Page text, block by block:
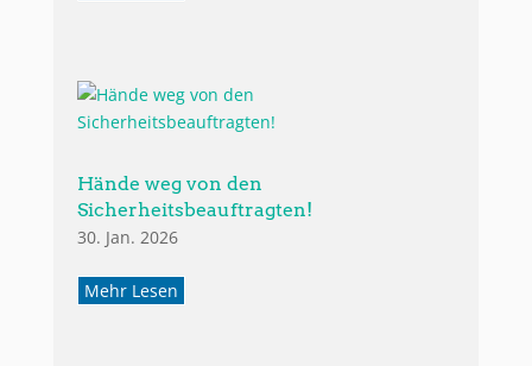
Hände weg von den
Sicherheitsbeauftragten!
30. Jan. 2026
Mehr Lesen